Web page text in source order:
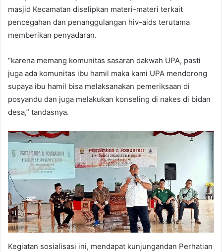
masjid Kecamatan diselipkan materi-materi terkait
pencegahan dan penanggulangan hiv-aids terutama
memberikan penyadaran.
“karena memang komunitas sasaran dakwah UPA, pasti
juga ada komunitas ibu hamil maka kami UPA mendorong
supaya ibu hamil bisa melaksanakan pemeriksaan di
posyandu dan juga melakukan konseling di nakes di bidan
desa,” tandasnya.
Kegiatan sosialisasi ini, mendapat kunjungandan Perhatian